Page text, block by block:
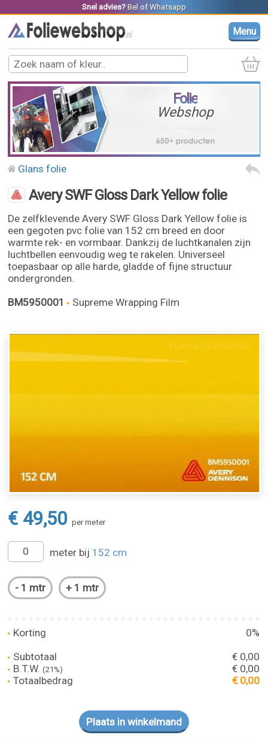
Snel advies? Belof Whatsapp
Menu
Folie
Webshop
Glans folie
Avery SWF Gloss Dark Yellow folie
De zelfklevende Avery SWF Gloss Dark Yellow folie is
een gegoten pvc folie van 152 cm breed en door
warmte rek- en vormbaar. Dankzij de luchtkanalen zijn
luchtbellen eenvoudig weg te rakelen. Universeel
toepasbaar op alle harde, gladde of fijne structuur
ondergronden.
BM5950001
Supreme Wrapping Film
€ 49,50 per meter
meter bij 152 cm
Korting
0%
Subtotaal
€ 0,00
B.T.W.(21%)
€ 0,00
Totaalbedrag
€ 0,00